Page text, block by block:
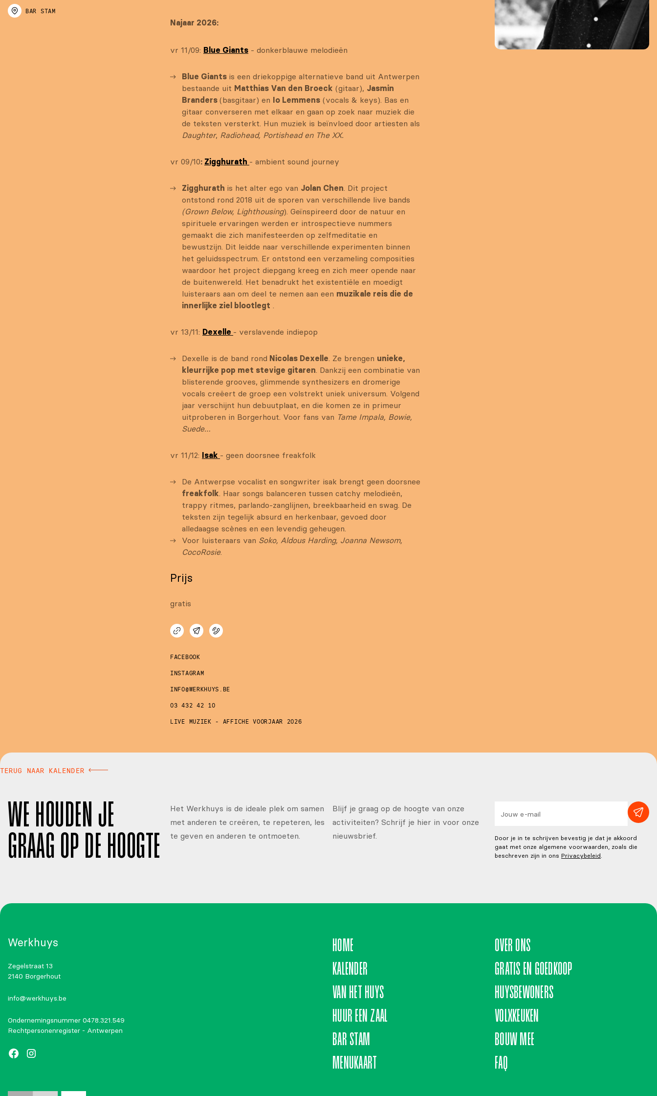
BAR STAM
Najaar 2026:
vr 11/09: Blue Giants - donkerblauwe melodieën
Blue Giants is een driekoppige alternatieve band uit Antwerpen
bestaande uit Matthias Van den Broeck (gitaar), Jasmin
Branders (basgitaar) en Io Lemmens (vocals & keys). Bas en
gitaar converseren met elkaar en gaan op zoek naar muziek die
de teksten versterkt. Hun muziek is beïnvloed door artiesten als
Daughter, Radiohead, Portishead en The XX.
vr 09/10: Zigghurath - ambient sound journey
Zigghurath is het alter ego van Jolan Chen. Dit project
ontstond rond 2018 uit de sporen van verschillende live bands
(Grown Below, Lighthousing). Geïnspireerd door de natuur en
spirituele ervaringen werden er introspectieve nummers
gemaakt die zich manifesteerden op zelfmeditatie en
bewustzijn. Dit leidde naar verschillende experimenten binnen
het geluidsspectrum. Er ontstond een verzameling composities
waardoor het project diepgang kreeg en zich meer opende naar
de buitenwereld. Het benadrukt het existentiële en moedigt
luisteraars aan om deel te nemen aan een muzikale reis die de
innerlijke ziel blootlegt .
vr 13/11: Dexelle - verslavende indiepop
Dexelle is de band rond Nicolas Dexelle. Ze brengen unieke,
kleurrijke pop met stevige gitaren. Dankzij een combinatie van
blisterende grooves, glimmende synthesizers en dromerige
vocals creëert de groep een volstrekt uniek universum. Volgend
jaar verschijnt hun debuutplaat, en die komen ze in primeur
uitproberen in Borgerhout. Voor fans van Tame Impala, Bowie,
Suede…
vr 11/12: Isak - geen doorsnee freakfolk
De Antwerpse vocalist en songwriter isak brengt geen doorsnee
freakfolk. Haar songs balanceren tussen catchy melodieën,
trappy ritmes, parlando-zanglijnen, breekbaarheid en swag. De
teksten zijn tegelijk absurd en herkenbaar, gevoed door
alledaagse scènes en een levendig geheugen.
Voor luisteraars van Soko, Aldous Harding, Joanna Newsom,
CocoRosie.
Prijs
gratis
FACEBOOK
INSTAGRAM
INFO@WERKHUYS.BE
03 432 42 10
LIVE MUZIEK - AFFICHE VOORJAAR 2026
TERUG NAAR KALENDER
WE HOUDEN JE
GRAAG OP DE HOOGTE
Het Werkhuys is de ideale plek om samen
met anderen te creëren, te repeteren, les
te geven en anderen te ontmoeten.
Blijf je graag op de hoogte van onze
activiteiten? Schrijf je hier in voor onze
nieuwsbrief.
Door je in te schrijven bevestig je dat je akkoord
gaat met onze algemene voorwaarden, zoals die
beschreven zijn in ons Privacybeleid.
Werkhuys
Zegelstraat 13
2140 Borgerhout
info@werkhuys.be
Ondernemingsnummer 0478.321.549
Rechtpersonenregister - Antwerpen
HOME
KALENDER
VAN HET HUYS
HUUR EEN ZAAL
BAR STAM
MENUKAART
OVER ONS
GRATIS EN GOEDKOOP
HUYSBEWONERS
VOLXKEUKEN
BOUW MEE
FAQ